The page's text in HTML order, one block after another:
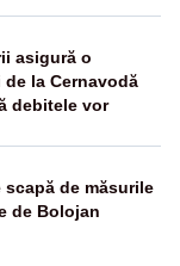
asigură o
la Cernavodă
debitele vor
scapă de măsurile
de Bolojan